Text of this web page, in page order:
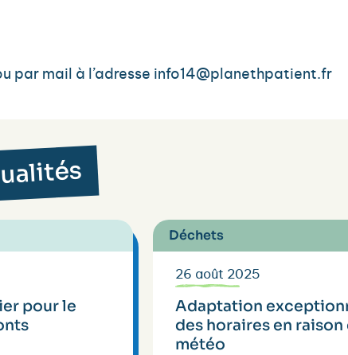
par mail à l’adresse info14@planethpatient.fr
pour le
Déchets
26 août 2025
Adaptation
des horaires en raison
météo